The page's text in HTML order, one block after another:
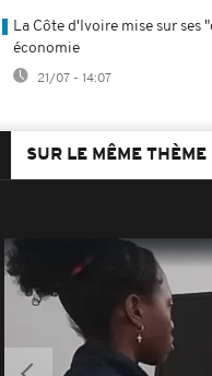
La Côte d'Ivoire mise sur
économie
21/07 - 14:07
SUR LE MÊME THÈME